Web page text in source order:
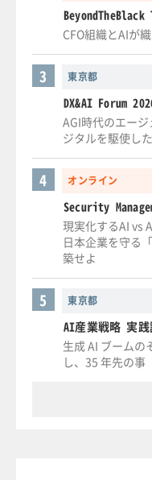
BeyondTheBlack
CFO組織とAIが
東京都
3
DX&AI Forum
AGI時代のエー
ジタルを駆使し
オンライン
4
Security
現実化するAI vs
日本企業を守る
築せよ
東京都
5
AI産業戦略 実践
生成 AI ブーム
し、35 年先の事